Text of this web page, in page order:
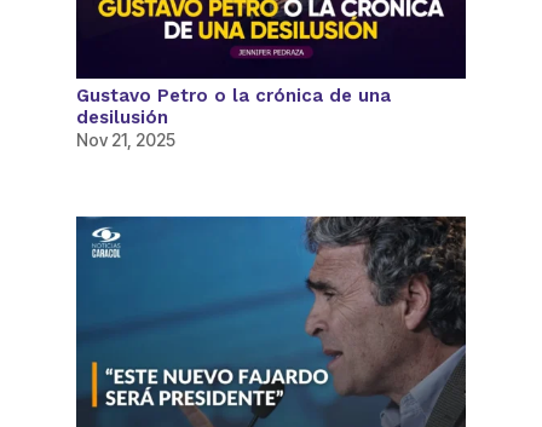
Gustavo Petro o la crónica de una
desilusión
Nov 21, 2025